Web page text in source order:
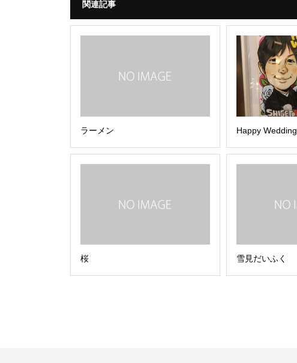
関連記事
ラーメン Happy Wedding
桜 雪見だいふく